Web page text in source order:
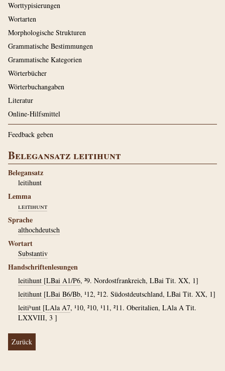
Worttypisierungen
Wortarten
Morphologische Strukturen
Grammatische Bestimmungen
Grammatische Kategorien
Wörterbücher
Wörterbuchangaben
Literatur
Online-Hilfsmittel
Feedback geben
Belegansatz leitihunt
Belegansatz
leitihunt
Lemma
leitihunt
Sprache
althochdeutsch
Wortart
Substantiv
Handschriftenlesungen
leitihunt [LBai A1/P6, ²9. Nordostfrankreich, LBai Tit. XX, 1]
leitihunt [LBai B6/Bb, ¹12, ²12. Südostdeutschland, LBai Tit. XX, 1]
leitiʰunt [LAla A7, ¹10, ²10, ¹11, ²11. Oberitalien, LAla A Tit.
LXXVIII, 3 ]
Zurück